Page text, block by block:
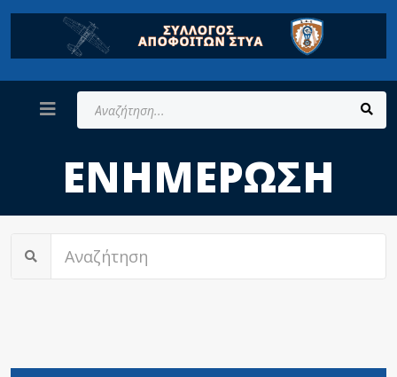
Αναζήτηση...
ΕΝΗΜΈΡΩΣΗ